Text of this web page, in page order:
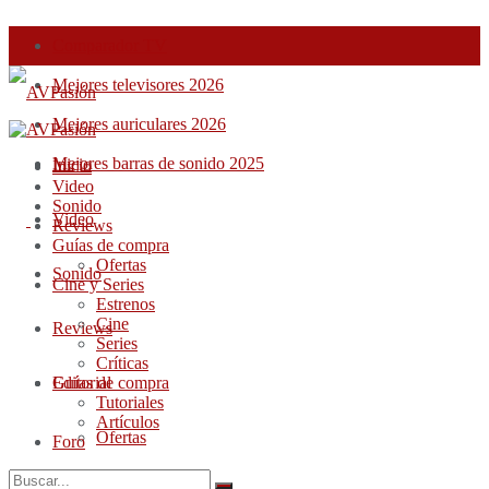
Mejores televisores 2026
Mejores auriculares 2026
Mejores barras de sonido 2025
Inicio
Video
Sonido
Reviews
Guías de compra
Ofertas
Inicio
Video
Sonido
Reviews
Guías de compra
Ofertas
Cine y Series
Estrenos
Cine
Series
Críticas
Editorial
Tutoriales
Artículos
Foro